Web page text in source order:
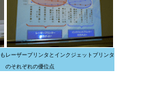
レーザープリンタとインクジェットプリンタ
のそれぞれの優位点